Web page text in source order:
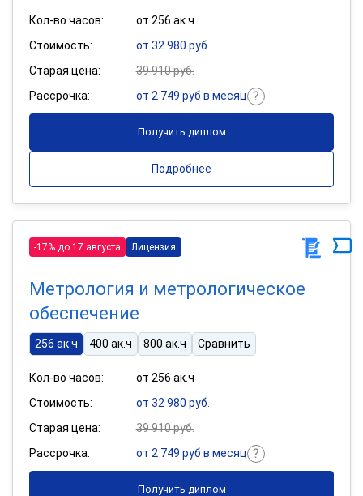
Кол-во часов:
от 256 ак.ч
Стоимость:
от 32 980 руб.
Старая цена:
39 910 руб.
Рассрочка:
от 2 749 руб в месяц
Получить диплом
Подробнее
-17% до 17 августа Лицензия
Метрология и метрологическое
обеспечение
256 ак.ч 400 ак.ч 800 ак.ч Сравнить
Кол-во часов:
от 256 ак.ч
Стоимость:
от 32 980 руб.
Старая цена:
39 910 руб.
Рассрочка:
от 2 749 руб в месяц
Получить диплом